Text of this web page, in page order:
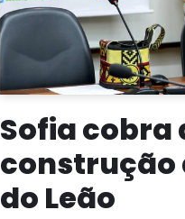
Sofia cobra
construção
do Leão